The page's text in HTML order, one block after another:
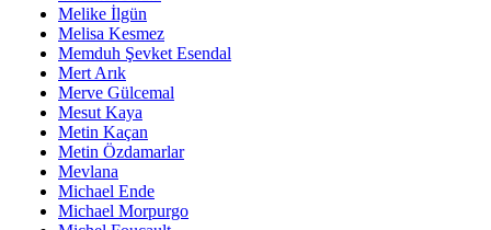
Melike İlgün
Melisa Kesmez
Memduh Şevket Esendal
Mert Arık
Merve Gülcemal
Mesut Kaya
Metin Kaçan
Metin Özdamarlar
Mevlana
Michael Ende
Michael Morpurgo